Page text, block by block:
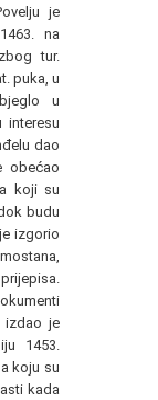
je
na
tur.
puka, u
u
interesu
dao
obećao
koji su
budu
izgorio
izdao je
1453.
koju su
kada